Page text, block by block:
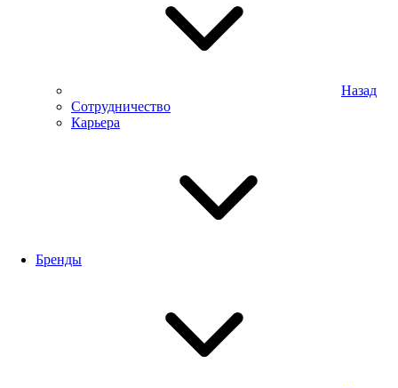
Назад
Сотрудничество
Карьера
Бренды